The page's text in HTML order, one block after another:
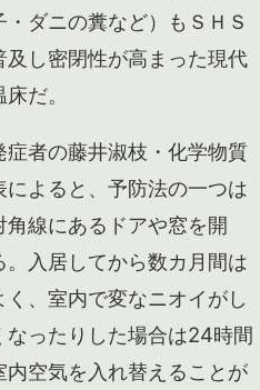
ダニの糞など）もＳＨＳ
し密閉性が高まった現代
だ。
者の藤井淑枝・化学物質
よると、予防法の一つは
線にあるドアや窓を開
入居してから数カ月間は
、室内で変なニオイがし
ったりした場合は24時間
空気を入れ替えることが